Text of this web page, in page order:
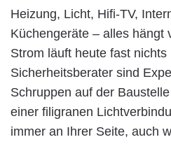
Heizung, Licht, Hifi-TV,
Küchengeräte – alles hängt
Strom läuft heute fast
Sicherheitsberater sind
Schruppen auf der
einer filigranen
immer an Ihrer Seite, auch